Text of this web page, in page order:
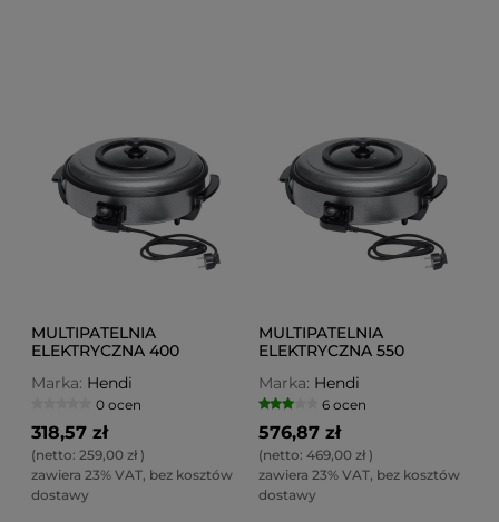
MULTIPATELNIA
ELEKTRYCZNA 400
Marka: Hendi
0 ocen
318,57 zł
(netto: 259,00 zł)
zawiera 23% VAT, bez kosztów
dostawy
MULTIPATELNIA
ELEKTRYCZNA 550
Marka: Hendi
6 ocen
576,87 zł
(netto: 469,00 zł)
zawiera 23% VAT, bez kosztów
dostawy